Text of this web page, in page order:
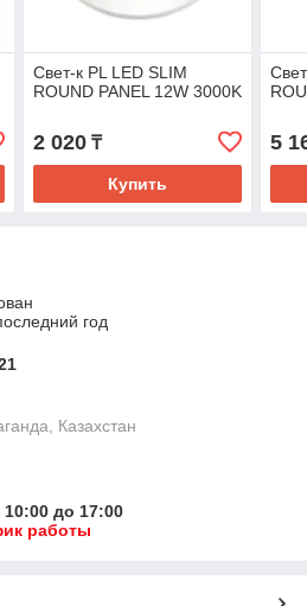
Свет-к PL LED SLIM
ROUND PANEL 12W 3000K
2 020₸
Купить
5
год
Казахстан
10:00 до 17:00
работы